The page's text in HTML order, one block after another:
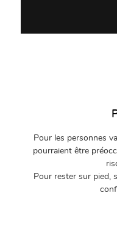
Pour les personnes
pourraient être
Pour rester sur pied,